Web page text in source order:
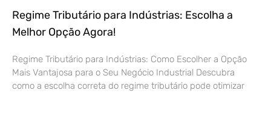
Regime Tributário para Indústrias: Escolha a
Melhor Opção Agora!
Regime Tributário para Indústrias: Como Escolher a Opção
Mais Vantajosa para o Seu Negócio Industrial Descubra
como a escolha correta do regime tributário pode otimizar